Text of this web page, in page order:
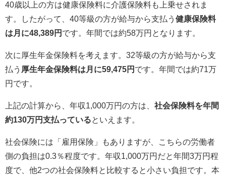
40歳以上の方は健康保険料に介護保険料も上乗せされま
す。したがって、40等級の方が給与から支払う 健康保険料
は月に48,389円 です。年間では約58万円となります。
次に厚生年金保険料を考えます。32等級の方が給与から支
払う 厚生年金保険料は月に59,475円 です。年間では約71万
円です。
上記の計算から、年収1,000万円の方は、 社会保険料を年間
約130万円支払っている といえます。
社会保険には「雇用保険」もありますが、こちらの労働者
側の負担は0.3％程度です。年収1,000万円だと年間3万円程
度で、他2つの社会保険料と比較すると小さい負担です。本